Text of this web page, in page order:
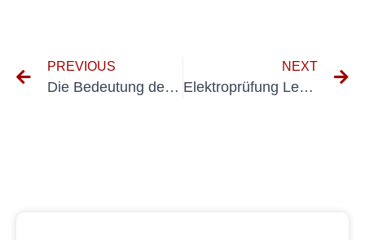
PREVIOUS
Die Bedeutung der DGUV V3-Prüfung in der Biotechnologie verstehen
NEXT
Elektroprüfung Lebensmittelindustrie